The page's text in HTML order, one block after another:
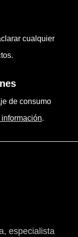
cualquier
de consumo
información.
especialista